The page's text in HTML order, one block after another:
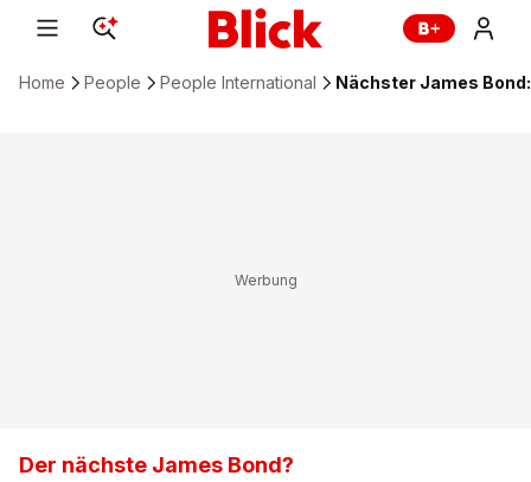
Home People People International Nächster James
Der nächste James Bond?